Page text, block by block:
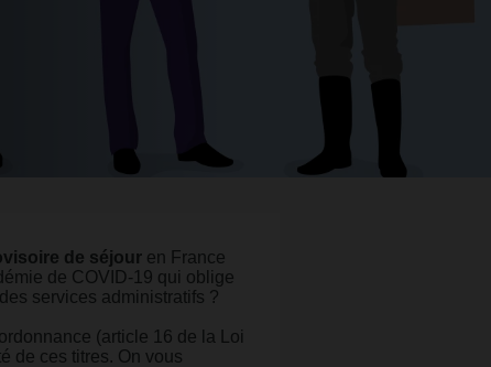
de séjour en France
de COVID-19 qui oblige
services administratifs ?
(article 16 de la Loi
de ces titres. On vous